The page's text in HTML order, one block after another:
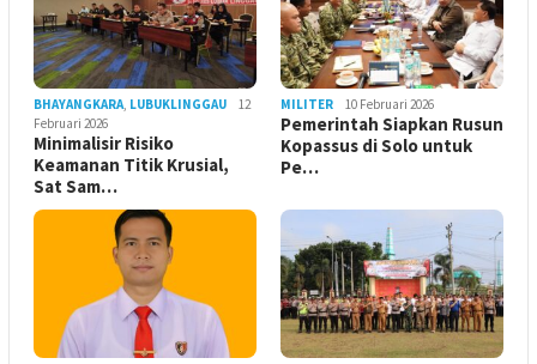
BHAYANGKARA, LUBUKLINGGAU
12
Februari 2026
Minimalisir Risiko
Keamanan Titik Krusial,
Sat Sam…
MILITER 10 Februari 2026
Pemerintah Siapkan Rusun
Kopassus di Solo untuk
Pe…